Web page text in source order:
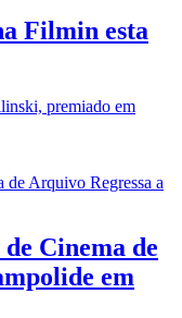
Filmin esta
premiado em
Cinema de
em